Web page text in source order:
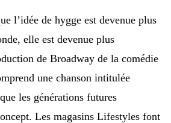
l’idée de hygge est devenue plus
elle est devenue plus
de Broadway de la comédie
une chanson intitulée
les générations futures
Les magasins Lifestyles font